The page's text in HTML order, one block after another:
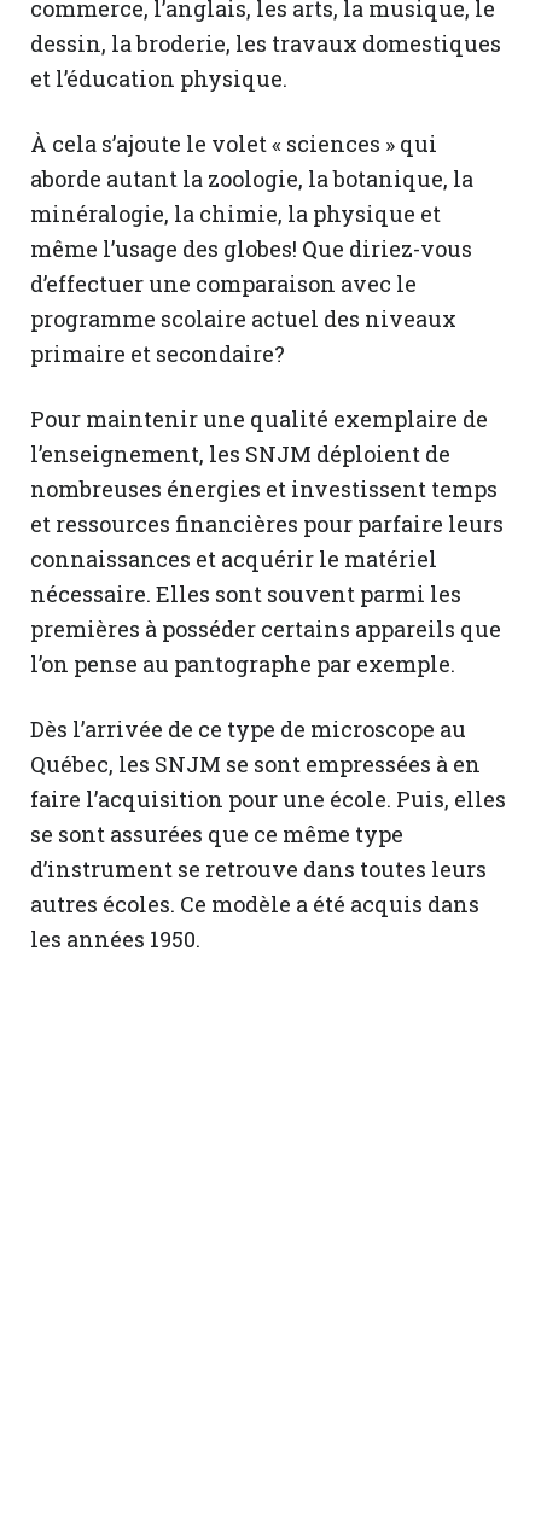
commerce, l’anglais, les arts, la musique, le
dessin, la broderie, les travaux domestiques
et l’éducation physique.
À cela s’ajoute le volet « sciences » qui
aborde autant la zoologie, la botanique, la
minéralogie, la chimie, la physique et
même l’usage des globes! Que diriez-vous
d’effectuer une comparaison avec le
programme scolaire actuel des niveaux
primaire et secondaire?
Pour maintenir une qualité exemplaire de
l’enseignement, les SNJM déploient de
nombreuses énergies et investissent temps
et ressources financières pour parfaire leurs
connaissances et acquérir le matériel
nécessaire. Elles sont souvent parmi les
premières à posséder certains appareils que
l’on pense au pantographe par exemple.
Dès l’arrivée de ce type de microscope au
Québec, les SNJM se sont empressées à en
faire l’acquisition pour une école. Puis, elles
se sont assurées que ce même type
d’instrument se retrouve dans toutes leurs
autres écoles. Ce modèle a été acquis dans
les années 1950.